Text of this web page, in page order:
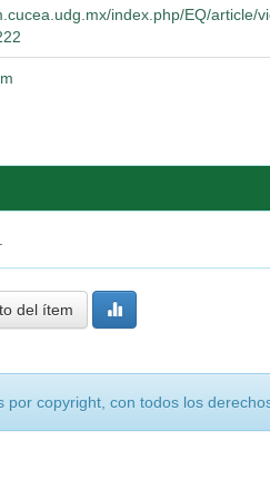
index.php/EQ/article/
del ítem
por copyright, con todos los